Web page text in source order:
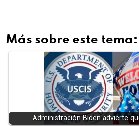
Más sobre este tema:
Administración Biden advierte